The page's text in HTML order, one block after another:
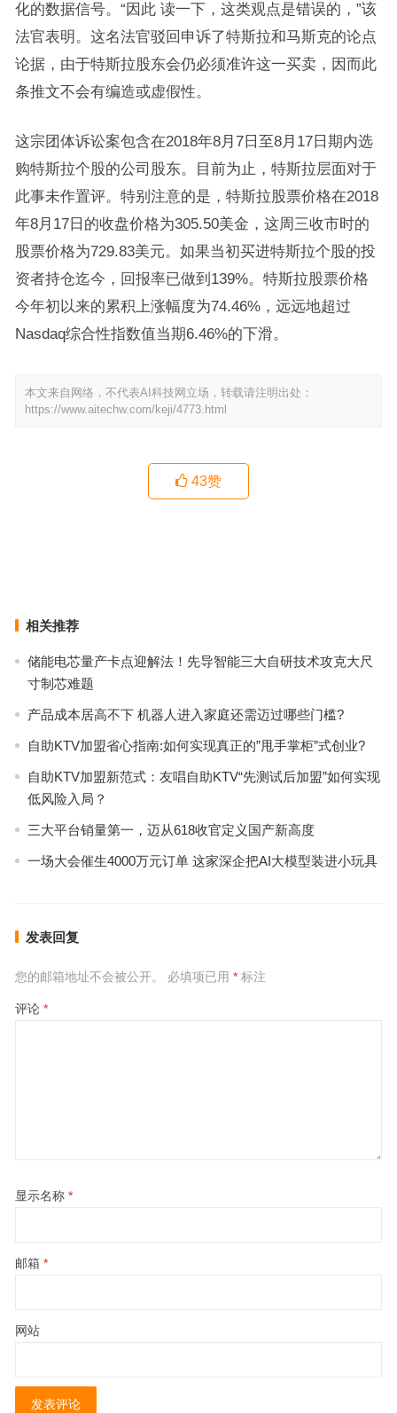
化的数据信号。“因此 读一下，这类观点是错误的，”该
法官表明。这名法官驳回申诉了特斯拉和马斯克的论点
论据，由于特斯拉股东会仍必须准许这一买卖，因而此
条推文不会有编造或虚假性。
这宗团体诉讼案包含在2018年8月7日至8月17日期内选
购特斯拉个股的公司股东。目前为止，特斯拉层面对于
此事未作置评。特别注意的是，特斯拉股票价格在2018
年8月17日的收盘价格为305.50美金，这周三收市时的
股票价格为729.83美元。如果当初买进特斯拉个股的投
资者持仓迄今，回报率已做到139%。特斯拉股票价格
今年初以来的累积上涨幅度为74.46%，远远地超过
Nasdaq综合性指数值当期6.46%的下滑。
本文来自网络，不代表AI科技网立场，转载请注明出处：
https://www.aitechw.com/keji/4773.html
43赞
相关推荐
储能电芯量产卡点迎解法！先导智能三大自研技术攻克大尺
寸制芯难题
产品成本居高不下 机器人进入家庭还需迈过哪些门槛?
自助KTV加盟省心指南:如何实现真正的”甩手掌柜”式创业?
自助KTV加盟新范式：友唱自助KTV“先测试后加盟”如何实现
低风险入局？
三大平台销量第一，迈从618收官定义国产新高度
一场大会催生4000万元订单 这家深企把AI大模型装进小玩具
发表回复
您的邮箱地址不会被公开。 必填项已用 *标注
评论 *
显示名称 *
邮箱 *
网站